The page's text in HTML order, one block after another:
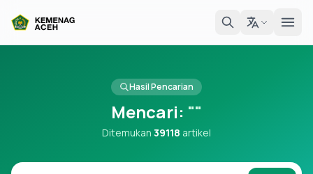
Hasil Pencarian
Mencari: ""
Ditemukan 39118 artikel